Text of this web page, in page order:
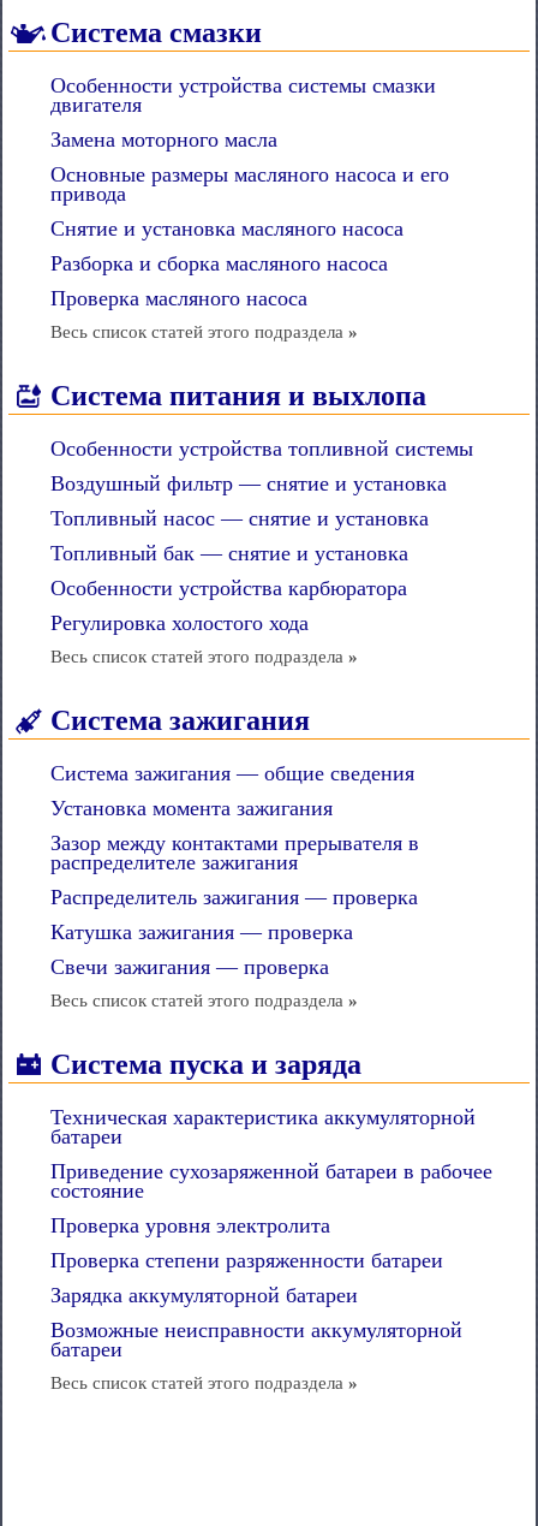
Система смазки
Особенности устройства системы смазки
двигателя
Замена моторного масла
Основные размеры масляного насоса и его
привода
Снятие и установка масляного насоса
Разборка и сборка масляного насоса
Проверка масляного насоса
Весь список статей этого подраздела »
Система питания и выхлопа
Особенности устройства топливной системы
Воздушный фильтр — снятие и установка
Топливный насос — снятие и установка
Топливный бак — снятие и установка
Особенности устройства карбюратора
Регулировка холостого хода
Весь список статей этого подраздела »
Система зажигания
Система зажигания — общие сведения
Установка момента зажигания
Зазор между контактами прерывателя в
распределителе зажигания
Распределитель зажигания — проверка
Катушка зажигания — проверка
Свечи зажигания — проверка
Весь список статей этого подраздела »
Система пуска и заряда
Техническая характеристика аккумуляторной
батареи
Приведение сухозаряженной батареи в рабочее
состояние
Проверка уровня электролита
Проверка степени разряженности батареи
Зарядка аккумуляторной батареи
Возможные неисправности аккумуляторной
батареи
Весь список статей этого подраздела »